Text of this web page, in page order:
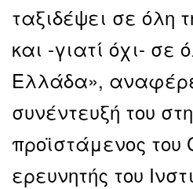
ταξιδέψει σε όλη
και -γιατί όχι- σε
Ελλάδα»,
συνέντευξή του
προϊστάμενος του
ερευνητής του